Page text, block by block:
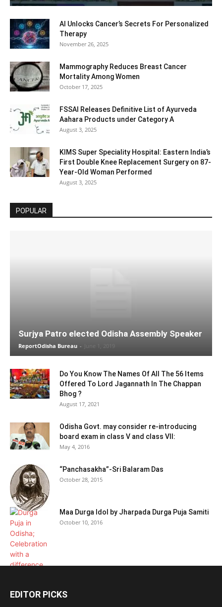
AI Unlocks Cancer’s Secrets For Personalized
Therapy
November 26, 2025
Mammography Reduces Breast Cancer
Mortality Among Women
October 17, 2025
FSSAI Releases Definitive List of Ayurveda
Aahara Products under Category A
August 3, 2025
KIMS Super Speciality Hospital: Eastern India’s
First Double Knee Replacement Surgery on 87-
Year-Old Woman Performed
August 3, 2025
POPULAR
Surjya Patro elected Odisha Assembly Speaker
ReportOdisha Bureau - June 1, 2019
Do You Know The Names Of All The 56 Items
Offered To Lord Jagannath In The Chappan
Bhog ?
August 17, 2021
Odisha Govt. may consider re-introducing
board exam in class V and class VII:
May 4, 2016
“Panchasakha”-Sri Balaram Das
October 28, 2015
Maa Durga Idol by Jharpada Durga Puja Samiti
October 10, 2016
EDITOR PICKS